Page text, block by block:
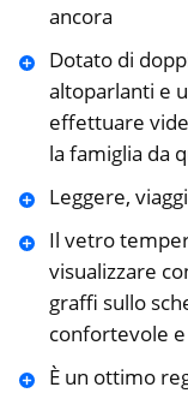
ancora
Dotato di
altoparlanti e
effettuare
la famiglia da
Leggere,
Il vetro
visualizzare
graffi sullo
confortevole
È un ottimo